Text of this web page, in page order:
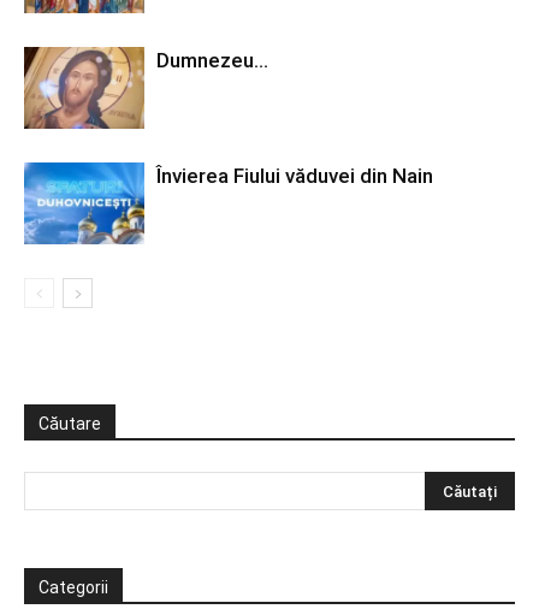
Dumnezeu…
Învierea Fiului văduvei din Nain
Căutare
Categorii